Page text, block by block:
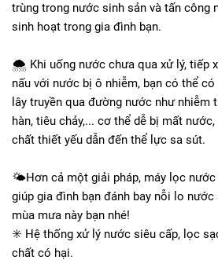
trùng trong nước sinh sản và tấn công
sinh hoạt trong gia đình bạn.
🌨 Khi uống nước chưa qua xử lý, tiếp
nấu với nước bị ô nhiễm, bạn có thể
lây truyền qua đường nước như nhiễm
hàn, tiêu chảy,... cơ thể dễ bị mất
chất thiết yếu dẫn đến thể lực sa sút.
🌤️Hơn cả một giải pháp, máy lọc nước
giúp gia đình bạn đánh bay nỗi lo
mùa mưa này bạn nhé!
✳️ Hệ thống xử lý nước siêu cấp, lọc
chất có hại.